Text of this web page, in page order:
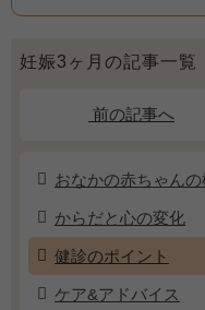
妊娠3ヶ月の記事一覧
前の記事へ
おなかの赤ちゃんの
からだと心の変化
健診のポイント
ケア&アドバイス